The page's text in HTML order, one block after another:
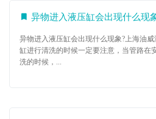
异物进入液压缸会出现什么现
异物进入液压缸会出现什么现象?上海油
缸进行清洗的时候一定要注意，当管路在
洗的时候，...